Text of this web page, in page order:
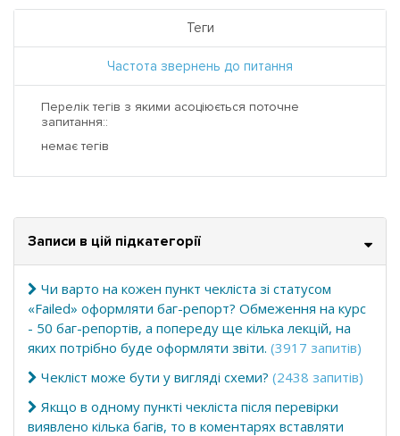
Теги
Частота звернень до питання
Перелік тегів з якими асоціюється поточне
запитання::
немає тегів
Записи в цій підкатегорії
Чи варто на кожен пункт чекліста зі статусом
«Failed» оформляти баг-репорт? Обмеження на курс
- 50 баг-репортів, а попереду ще кілька лекцій, на
яких потрібно буде оформляти звіти. (3917 запитів)
Чекліст може бути у вигляді схеми? (2438 запитів)
Якщо в одному пункті чекліста після перевірки
виявлено кілька багів, то в коментарях вставляти